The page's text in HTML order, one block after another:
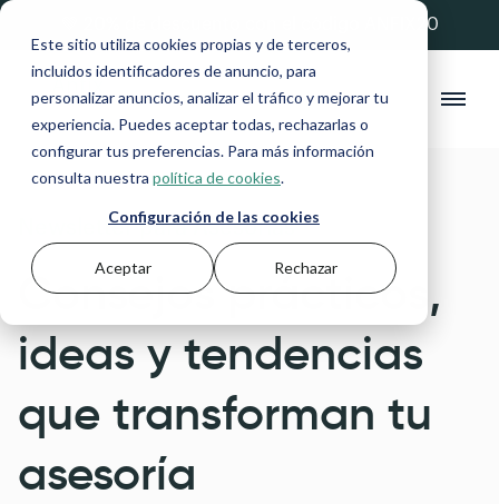
Este sitio utiliza cookies propias y de terceros,
incluidos identificadores de anuncio, para
personalizar anuncios, analizar el tráfico y mejorar tu
experiencia. Puedes aceptar todas, rechazarlas o
configurar tus preferencias. Para más información
consulta nuestra política de cookies.
Configuración de las cookies
Aceptar Rechazar
💚 20% de descuento con el código ANFIX20
Newsletter para Asesorías
Consejos prácticos,
ideas y tendencias
que transforman tu
asesoría